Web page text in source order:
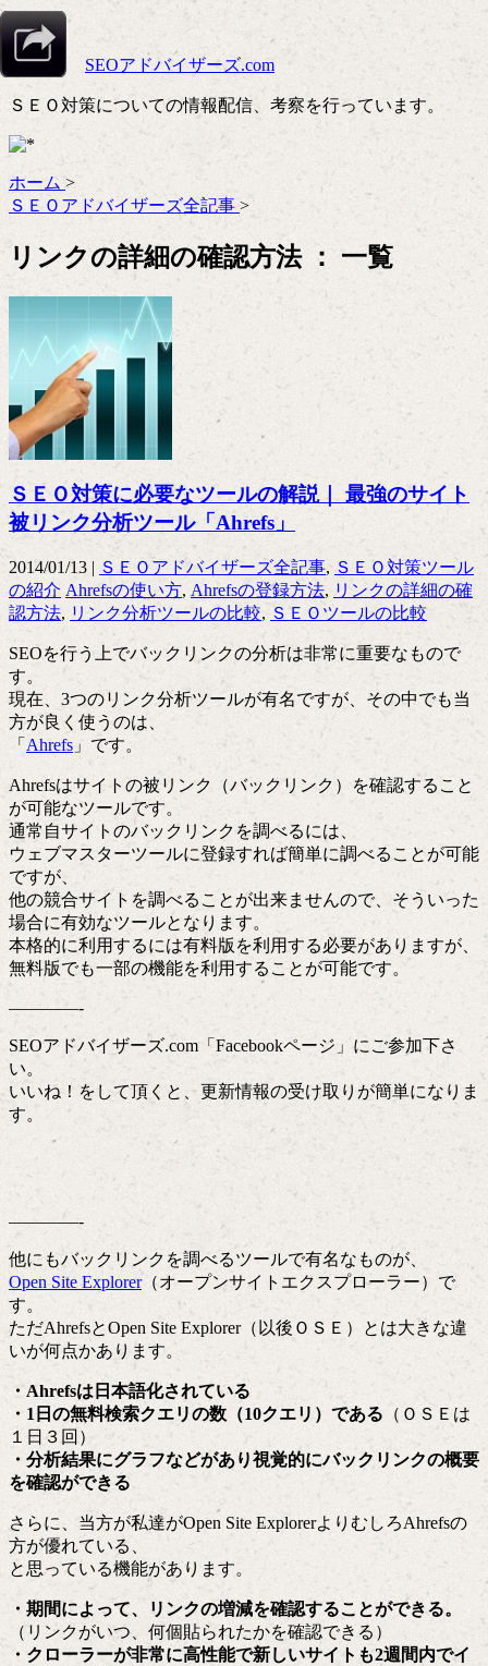
About
SEOアドバイザーズ.com
ＳＥＯ対策についての情報配信、考察を行っています。
ホーム >
ＳＥＯアドバイザーズ全記事 >
リンクの詳細の確認方法 ： 一覧
ＳＥＯ対策に必要なツールの解説｜ 最強のサイト
被リンク分析ツール「Ahrefs」
2014/01/13 | ＳＥＯアドバイザーズ全記事, ＳＥＯ対策ツール
の紹介 Ahrefsの使い方, Ahrefsの登録方法, リンクの詳細の確
認方法, リンク分析ツールの比較, ＳＥＯツールの比較
SEOを行う上でバックリンクの分析は非常に重要なもので
す。
現在、3つのリンク分析ツールが有名ですが、その中でも当
方が良く使うのは、
「 Ahrefs 」です。
Ahrefsはサイトの被リンク（バックリンク）を確認すること
が可能なツールです。
通常自サイトのバックリンクを調べるには、
ウェブマスターツールに登録すれば簡単に調べることが可能
ですが、
他の競合サイトを調べることが出来ませんので、そういった
場合に有効なツールとなります。
本格的に利用するには有料版を利用する必要がありますが、
無料版でも一部の機能を利用することが可能です。
————-
SEOアドバイザーズ.com「Facebookページ」にご参加下さ
い。
いいね！をして頂くと、更新情報の受け取りが簡単になりま
す。
————-
他にもバックリンクを調べるツールで有名なものが、
Open Site Explorer（オープンサイトエクスプローラー）で
す。
ただAhrefsとOpen Site Explorer（以後ＯＳＥ）とは大きな違
いが何点かあります。
・Ahrefsは日本語化されている
・1日の無料検索クエリの数（10クエリ）である （ＯＳＥは
１日３回）
・分析結果にグラフなどがあり視覚的にバックリンクの概要
を確認ができる
さらに、当方が私達がOpen Site ExplorerよりむしろAhrefsの
方が優れている、
と思っている機能があります。
・期間によって、リンクの増減を確認することができる。
（リンクがいつ、何個貼られたかを確認できる）
・クローラーが非常に高性能で新しいサイトも2週間内でイ